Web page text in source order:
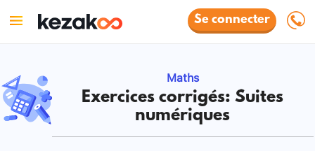
Se connecter
Maths
Exercices corrigés: Suites
numériques